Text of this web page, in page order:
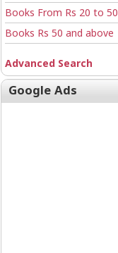
Books From Rs 20 to 50
Books Rs 50 and above
Advanced Search
Google Ads